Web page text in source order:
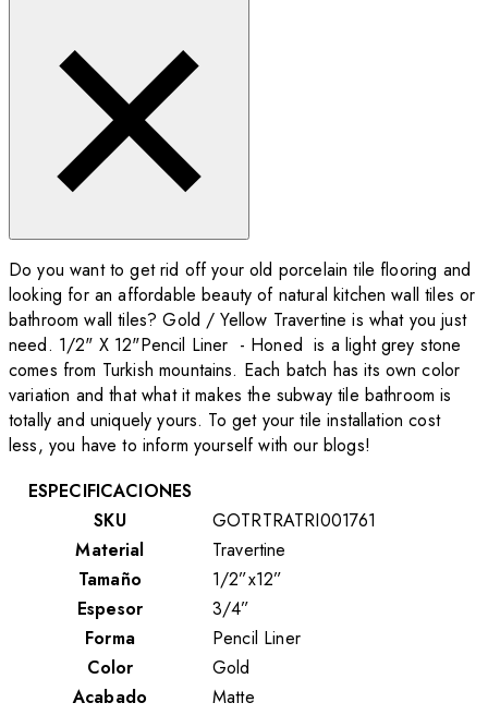
Do you want to get rid off your old porcelain tile flooring and
looking for an affordable beauty of natural kitchen wall tiles or
bathroom wall tiles? Gold / Yellow Travertine is what you just
need. 1/2" X 12"Pencil Liner - Honed is a light grey stone
comes from Turkish mountains. Each batch has its own color
variation and that what it makes the subway tile bathroom is
totally and uniquely yours. To get your tile installation cost
less, you have to inform yourself with our blogs!
ESPECIFICACIONES
SKU
GOTRTRATRI001761
Material
Travertine
Tamaño
1/2”x12”
Espesor
3/4”
Forma
Pencil Liner
Color
Gold
Acabado
Matte